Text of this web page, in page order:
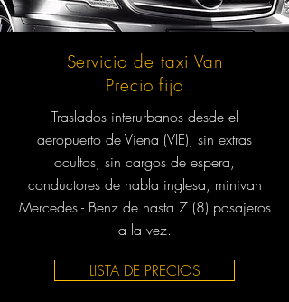
Servicio de taxi Van
Precio fijo
Traslados interurbanos desde el
aeropuerto de Viena (VIE), sin extras
ocultos, sin cargos de espera,
conductores de habla inglesa, minivan
Mercedes - Benz de hasta 7 (8) pasajeros
a la vez.
LISTA DE PRECIOS